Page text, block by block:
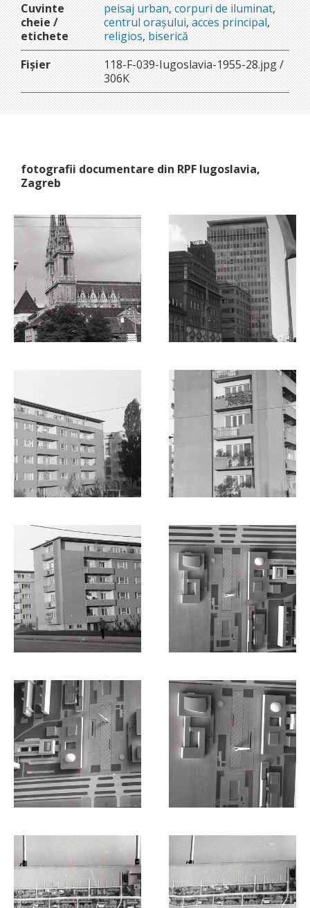
Cuvinte
cheie /
etichete
peisaj urban,corpuri de iluminat,
centrul orașului,acces principal,
religios,biserică
Fișier
118-F-039-Iugoslavia-1955-28.jpg /
306K
fotografii documentare din RPF Iugoslavia,
Zagreb